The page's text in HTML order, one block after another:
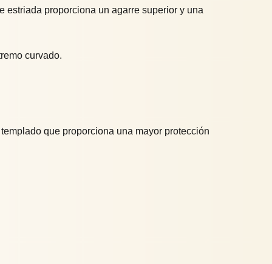
estriada proporciona un agarre superior y una
curvado.
que proporciona una mayor protección